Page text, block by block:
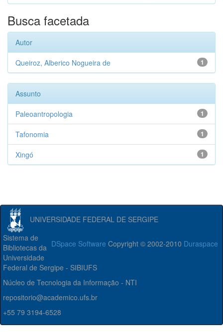
Busca facetada
Autor
1
Queiroz, Alberico Nogueira de
Assunto
1
Paleoantropologia
1
Tafonomia
1
Xingó
UNIVERSIDADE FEDERAL DE SERGIPE
DSpace Software Copyright © 2002-2010 Duraspace
Sistema de
Bibliotecas da
Universidade
Federal de Sergipe - SIBIUFS
Núcleo de Tecnologia da Informação - NTI
repositorio@academico.ufs.br
+55 79 3194-6528